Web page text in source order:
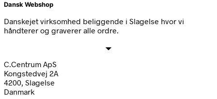
Dansk Webshop
Danskejet virksomhed beliggende i Slagelse hvor vi
håndterer og graverer alle ordre.
C.Centrum ApS
Kongstedvej 2A
4200, Slagelse
Danmark